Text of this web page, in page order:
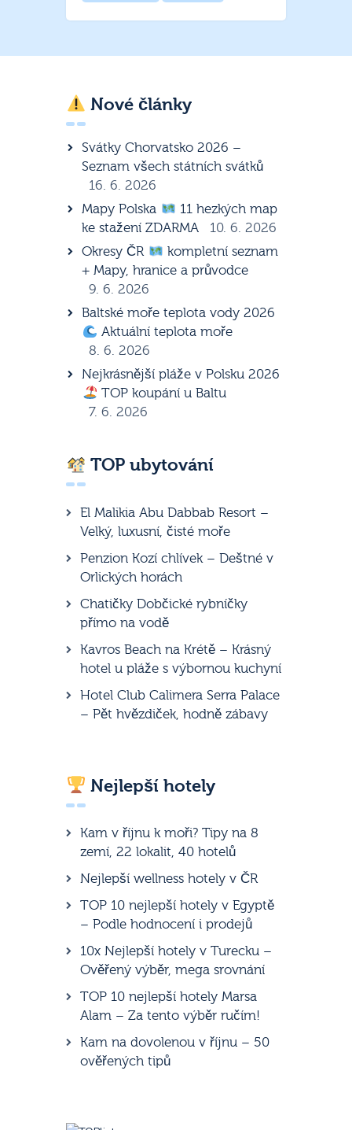
Nové články
Svátky Chorvatsko 2026 –
Seznam všech státních svátků
16. 6. 2026
Mapy Polska
11 hezkých map
ke stažení ZDARMA
10. 6. 2026
Okresy ČR
kompletní seznam
+ Mapy, hranice a průvodce
9. 6. 2026
Baltské moře teplota vody 2026
Aktuální teplota moře
8. 6. 2026
Nejkrásnější pláže v Polsku 2026
TOP koupání u Baltu
7. 6. 2026
TOP ubytování
El Malikia Abu Dabbab Resort –
Velký, luxusní, čisté moře
Penzion Kozí chlívek – Deštné v
Orlických horách
Chatičky Dobčické rybníčky
přímo na vodě
Kavros Beach na Krétě – Krásný
hotel u pláže s výbornou kuchyní
Hotel Club Calimera Serra Palace
– Pět hvězdiček, hodně zábavy
Nejlepší hotely
Kam v říjnu k moři? Tipy na 8
zemí, 22 lokalit, 40 hotelů
Nejlepší wellness hotely v ČR
TOP 10 nejlepší hotely v Egyptě
– Podle hodnocení i prodejů
10x Nejlepší hotely v Turecku –
Ověřený výběr, mega srovnání
TOP 10 nejlepší hotely Marsa
Alam – Za tento výběr ručím!
Kam na dovolenou v říjnu – 50
ověřených tipů